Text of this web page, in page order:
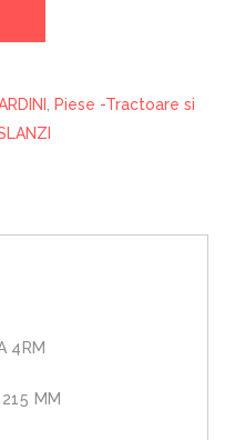
, Piese -Tractoare si
4RM
MM